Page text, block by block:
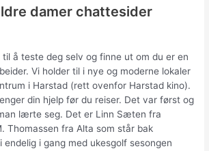
damer chattesider
til å teste deg selv og finne ut om du er en
Vi holder til i nye og moderne lokaler
i Harstad (rett ovenfor Harstad kino).
din hjelp før du reiser. Det var først og
lærte seg. Det er Linn Sæten fra
Thomassen fra Alta som står bak
i gang med ukesgolf sesongen